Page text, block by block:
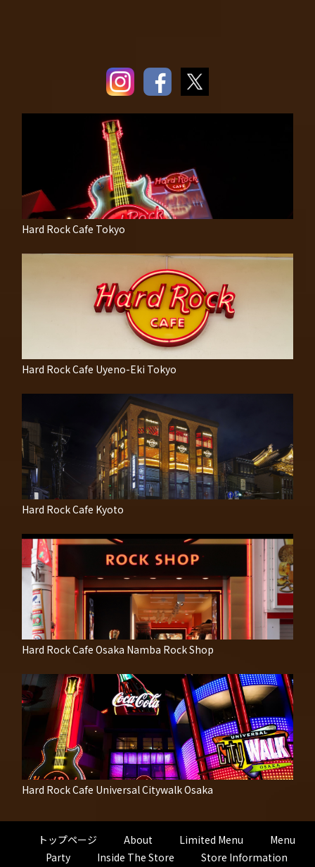
Hard Rock Cafe Tokyo
Hard Rock Cafe Uyeno-Eki Tokyo
Hard Rock Cafe Kyoto
Hard Rock Cafe Osaka Namba Rock Shop
Hard Rock Cafe Universal Citywalk Osaka
トップページ About Limited Menu
Menu
Party
Inside The Store Store Information